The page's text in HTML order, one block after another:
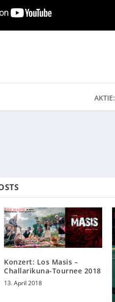
AKTIE:
Konzert: Los Masis –
Challarikuna-Tournee 2018
13. April 2018